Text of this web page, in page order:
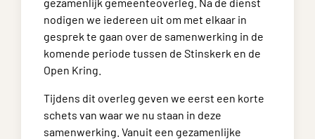
nodigen we iedereen uit om met elkaar in
gesprek te gaan over de samenwerking in de
komende periode tussen de Stinskerk en de
Open Kring.
Tijdens dit overleg geven we eerst een korte
schets van waar we nu staan in deze
samenwerking. Vanuit een gezamenlijke